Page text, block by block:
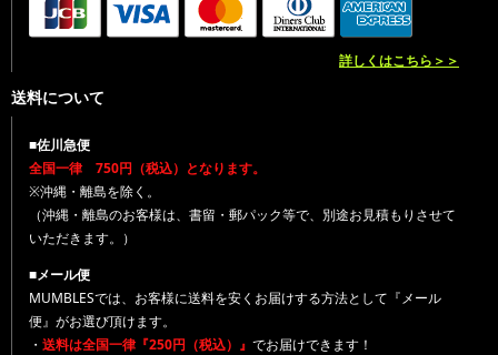
詳しくはこちら＞＞
送料について
■佐川急便
全国一律 750円（税込）となります。
※沖縄・離島を除く。
（沖縄・離島のお客様は、書留・郵パック等で、別途お見積もりさせて
いただきます。）
■メール便
MUMBLESでは、お客様に送料を安くお届けする方法として『メール
便』がお選び頂けます。
・ 送料は全国一律『250円（税込）』 でお届けできます！